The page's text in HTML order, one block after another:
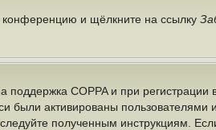
конференцию и щёлкните на ссылку
COPPA и при регистрации
были активированы пользователями
полученным инструкциям.